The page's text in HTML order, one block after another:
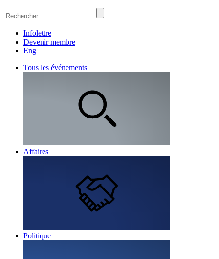
Infolettre
Devenir membre
Eng
Tous les événements
Affaires
Politique